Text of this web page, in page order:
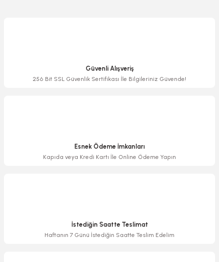
Ürün bilgilerinde hatalar bulunuyor.
Güvenli Alışveriş
256 Bit SSL Güvenlik Sertifikası İle Bilgileriniz Güvende!
Esnek Ödeme İmkanları
Kapıda veya Kredi Kartı İle Online Ödeme Yapın
İstediğin Saatte Teslimat
Haftanın 7 Günü İstediğin Saatte Teslim Edelim